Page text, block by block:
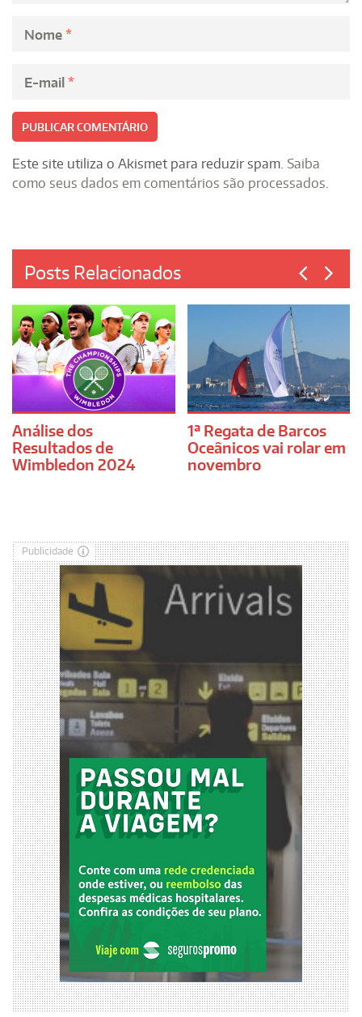
Nome *
E-mail *
Este site utiliza o Akismet para reduzir spam. Saiba
como seus dados em comentários são processados
Posts Relacionados
Análise dos
Resultados de
Wimbledon 2024
1ª Regata de Barcos
Oceânicos vai rolar em
novembro
Publicidade